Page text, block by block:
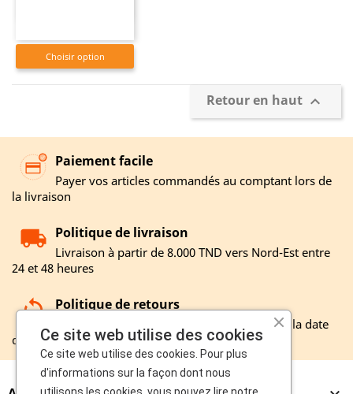
Choisir option
Retour en haut 
Paiement facile
Payer vos articles commandés au comptant lors de
la livraison
Politique de livraison
Livraison à partir de 8.000 TND vers Nord-Est entre
24 et 48 heures
Politique de retours
Remboursement entre 3 et 12 jours à partir la date
de réception de votre retour
Ce site web utilise des cookies
Ce site web utilise des cookies. Pour plus
d'informations sur la façon dont nous